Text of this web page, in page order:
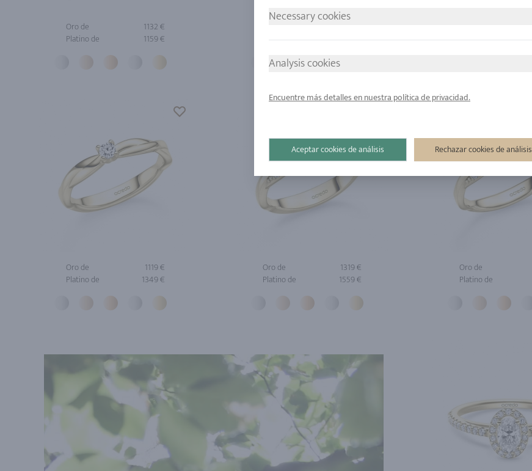
Oro de
1132 €
Platino de
1159 €
Platino de
2199 €
Platino de
Oro de
1119 €
Platino de
1349 €
Oro de
1319 €
Platino de
1559 €
Oro de
Platino de
Necessary cookies
Analysis cookies
Encuentre más detalles en nuestra política de privacidad.
Rechazar cookies de análisis
Aceptar cookies de análisis